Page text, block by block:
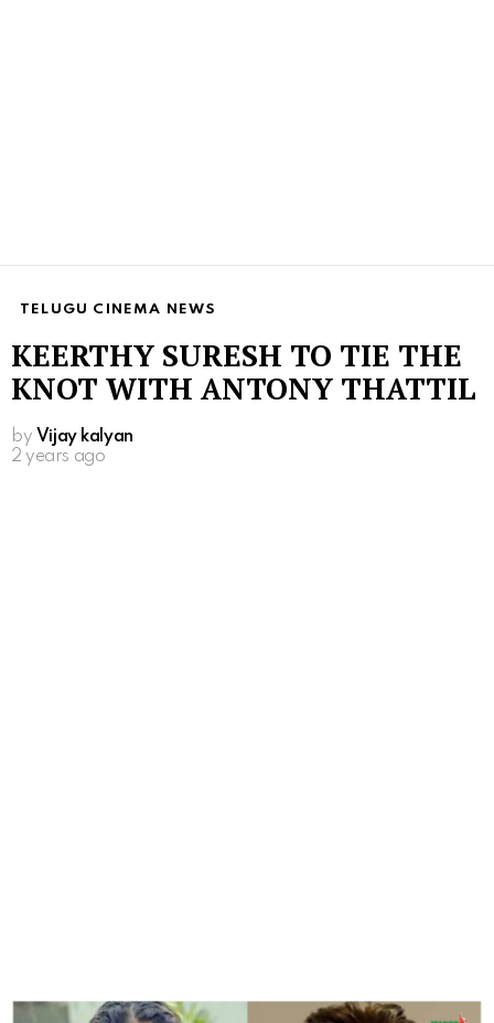
TELUGU CINEMA NEWS
KEERTHY SURESH TO TIE THE
KNOT WITH ANTONY THATTIL
by Vijay kalyan
2 years ago